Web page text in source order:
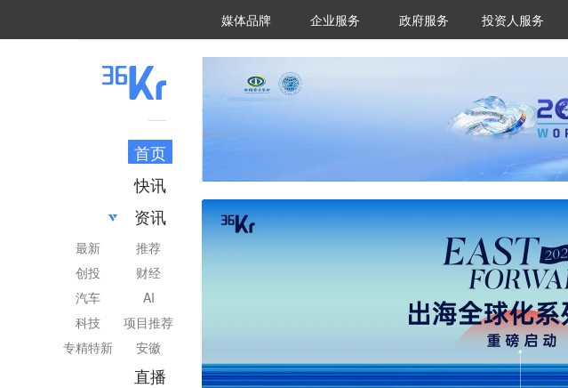
媒体品牌 36Kr研究院
企业服务 城市之窗
政府服务 VClub投资机构库
投资机构职位推介
投资人服务
首页
快讯
资讯
推荐
财经
AI
项目推荐
安徽
最新
创投
汽车
科技
专精特新
直播